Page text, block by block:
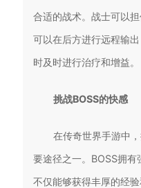
合适的战术。战士可以
可以在后方进行远程输
时及时进行治疗和增益。
挑战BOSS的快感
在传奇世界手游中
要途径之一。BOSS拥
不仅能够获得丰厚的经